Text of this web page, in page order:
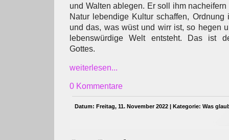
und Walten ablegen. Er soll ihm
Natur lebendige Kultur schaffen,
und das, was wüst und wirr ist, so hegen
lebenswürdige Welt entsteht. Das ist
Gottes.
weiterlesen...
0 Kommentare
Datum: Freitag, 11. November 2022 | Kategorie: Was